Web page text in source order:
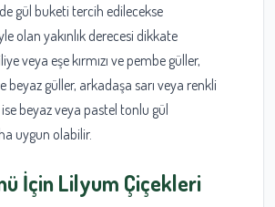
gül buketi tercih edilecekse
olan yakınlık derecesi dikkate
veya eşe kırmızı ve pembe güller,
beyaz güller, arkadaşa sarı veya renkli
beyaz veya pastel tonlu gül
uygun olabilir.
İçin Lilyum Çiçekleri